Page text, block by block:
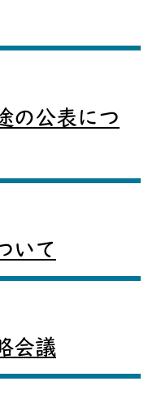
の公表につ
いて
会議